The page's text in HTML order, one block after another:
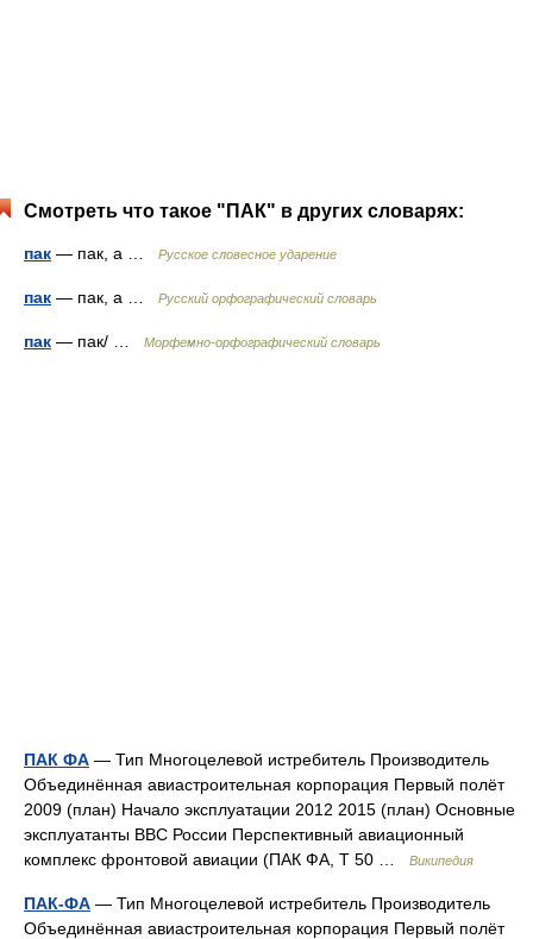
Смотреть что такое "ПАК" в других словарях:
пак — пак, а … Русское словесное ударение
пак — пак, а … Русский орфографический словарь
пак — пак/ … Морфемно-орфографический словарь
ПАК ФА — Тип Многоцелевой истребитель Производитель
Объединённая авиастроительная корпорация Первый полёт
2009 (план) Начало эксплуатации 2012 2015 (план) Основные
эксплуатанты ВВС России Перспективный авиационный
комплекс фронтовой авиации (ПАК ФА, Т 50 …
Википедия
ПАК-ФА — Тип Многоцелевой истребитель Производитель
Объединённая авиастроительная корпорация Первый полёт